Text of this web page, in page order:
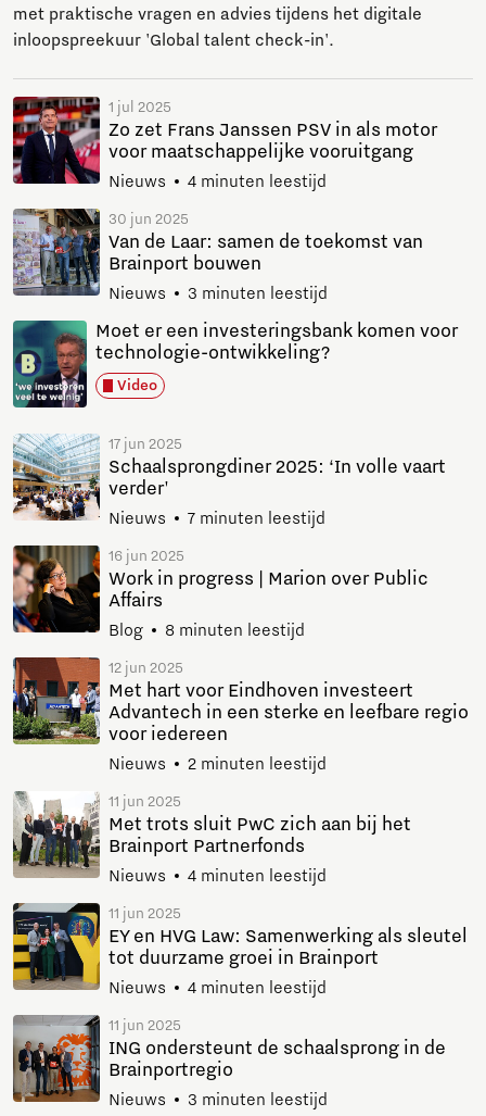
met praktische vragen en advies tijdens het digitale
inloopspreekuur 'Global talent check-in'.
1 jul 2025
Zo zet Frans Janssen PSV in als motor
voor maatschappelijke vooruitgang
Nieuws 4 minuten leestijd
30 jun 2025
Van de Laar: samen de toekomst van
Brainport bouwen
Nieuws 3 minuten leestijd
Video
Moet er een investeringsbank komen voor
technologie-ontwikkeling?
17 jun 2025
Schaalsprongdiner 2025: ‘In volle vaart
verder'
Nieuws 7 minuten leestijd
16 jun 2025
Work in progress | Marion over Public
Affairs
Blog 8 minuten leestijd
12 jun 2025
Met hart voor Eindhoven investeert
Advantech in een sterke en leefbare regio
voor iedereen
Nieuws 2 minuten leestijd
11 jun 2025
Met trots sluit PwC zich aan bij het
Brainport Partnerfonds
Nieuws 4 minuten leestijd
11 jun 2025
EY en HVG Law: Samenwerking als sleutel
tot duurzame groei in Brainport
Nieuws 4 minuten leestijd
11 jun 2025
ING ondersteunt de schaalsprong in de
Brainportregio
Nieuws 3 minuten leestijd